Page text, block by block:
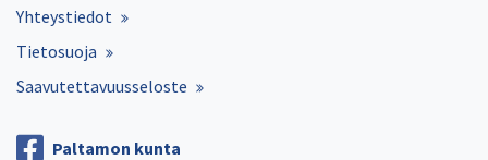
Yhteystiedot
Tietosuoja
Saavutettavuusseloste
Paltamon kunta